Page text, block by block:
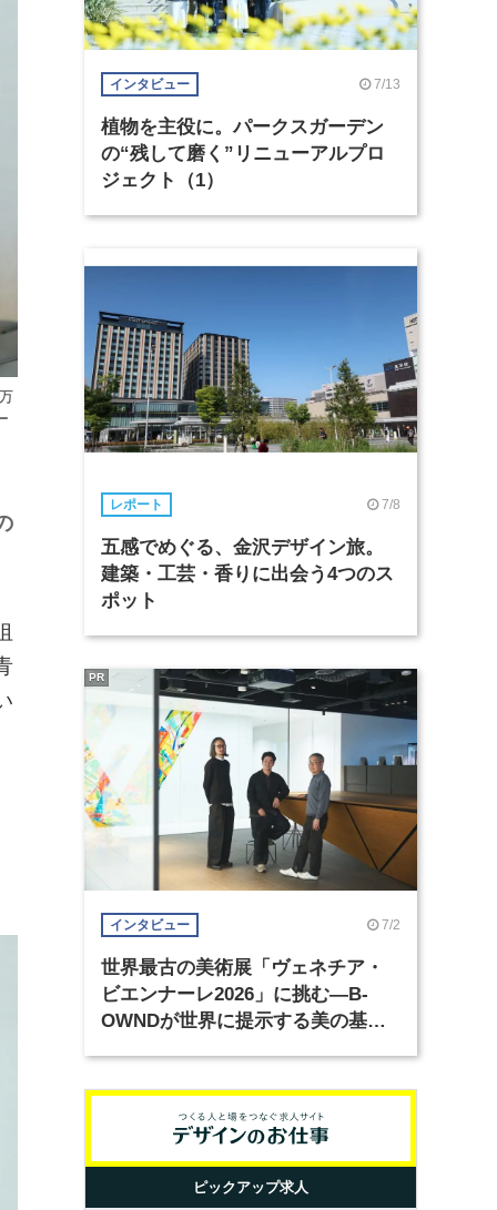
インタビュー 7/13
植物を主役に。パークスガーデン
の“残して磨く”リニューアルプロ
ジェクト（1）
レポート 7/8
五感でめぐる、金沢デザイン旅。
建築・工芸・香りに出会う4つのス
ポット
インタビュー 7/2
世界最古の美術展「ヴェネチア・
ビエンナーレ2026」に挑む―B-
OWNDが世界に提示する美の基準
PR
ピックアップ求人